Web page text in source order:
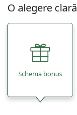
O alegere clară
Schema bonus